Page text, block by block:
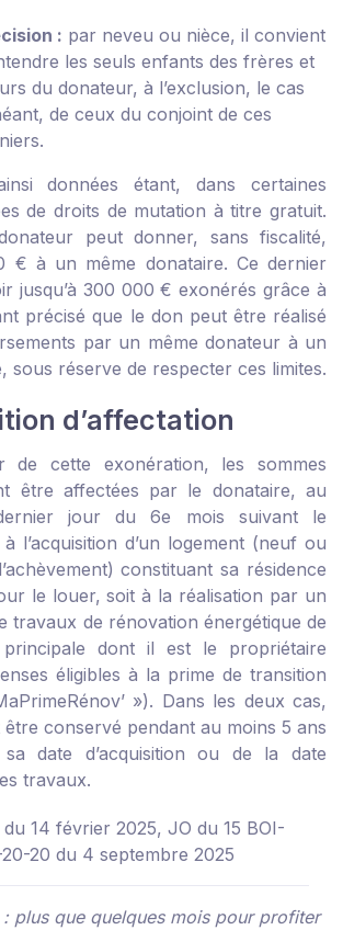
: par neveu ou nièce, il convient
les seuls enfants des frères et
du donateur, à l’exclusion, le cas
de ceux du conjoint de ces
données étant, dans certaines
de droits de mutation à titre gratuit.
peut donner, sans fiscalité,
€ à un même donataire. Ce dernier
jusqu’à 300 000 € exonérés grâce à
précisé que le don peut être réalisé
par un même donateur à un
sous réserve de respecter ces limites.
d’affectation
de cette exonération, les sommes
être affectées par le donataire, au
jour du 6e mois suivant le
l’acquisition d’un logement (neuf ou
constituant sa résidence
le louer, soit à la réalisation par un
travaux de rénovation énergétique de
dont il est le propriétaire
éligibles à la prime de transition
»). Dans les deux cas,
être conservé pendant au moins 5 ans
date d’acquisition ou de la date
travaux.
du 14 février 2025, JO du 15 BOI-
20 du 4 septembre 2025
plus que quelques mois pour profiter